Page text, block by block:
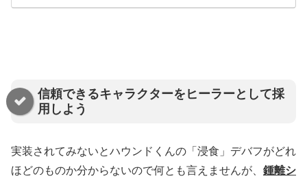
信頼できるキャラクターをヒーラーとして採
用しよう
実装されてみないとハウンドくんの「浸食」デバフがどれ
ほどのものか分からないので何とも言えませんが、 鍾離シ